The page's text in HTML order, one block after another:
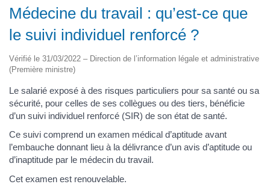
Médecine du travail : qu’est-ce que
le suivi individuel renforcé ?
Vérifié le 31/03/2022 – Direction de l’information légale et administrative
(Première ministre)
Le salarié exposé à des risques particuliers pour sa santé ou sa
sécurité, pour celles de ses collègues ou des tiers, bénéficie
d’un suivi individuel renforcé (SIR) de son état de santé.
Ce suivi comprend un examen médical d’aptitude avant
l’embauche donnant lieu à la délivrance d’un avis d’aptitude ou
d’inaptitude par le médecin du travail.
Cet examen est renouvelable.